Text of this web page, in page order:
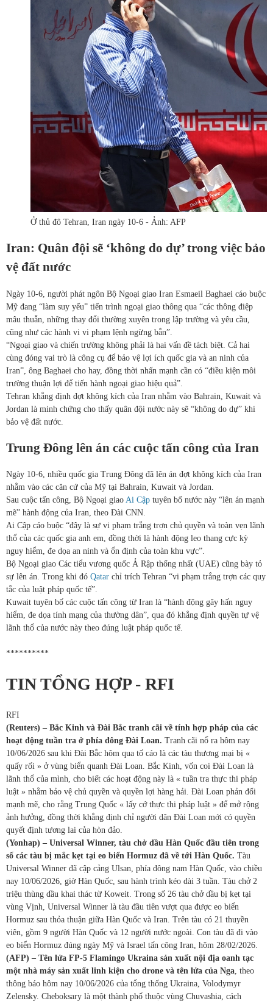
Ở thủ đô Tehran, Iran ngày 10-6 - Ảnh: AFP
Iran: Quân đội sẽ ‘không do dự’ trong việc bảo
vệ đất nước
Ngày 10-6, người phát ngôn Bộ Ngoại giao Iran Esmaeil Baghaei cáo buộc
Mỹ đang “làm suy yếu” tiến trình ngoại giao thông qua “các thông điệp
mâu thuẫn, những thay đổi thường xuyên trong lập trường và yêu cầu,
cũng như các hành vi vi phạm lệnh ngừng bắn”.
“Ngoại giao và chiến trường không phải là hai vấn đề tách biệt. Cả hai
cùng đóng vai trò là công cụ để bảo vệ lợi ích quốc gia và an ninh của
Iran”, ông Baghaei cho hay, đồng thời nhấn mạnh cần có “điều kiện môi
trường thuận lợi để tiến hành ngoại giao hiệu quả”.
Tehran khẳng định đợt không kích của Iran nhằm vào Bahrain, Kuwait và
Jordan là minh chứng cho thấy quân đội nước này sẽ “không do dự” khi
bảo vệ đất nước.
Trung Đông lên án các cuộc tấn công của Iran
Ngày 10-6, nhiều quốc gia Trung Đông đã lên án đợt không kích của Iran
nhằm vào các căn cứ của Mỹ tại Bahrain, Kuwait và Jordan.
Sau cuộc tấn công, Bộ Ngoại giao Ai Cập tuyên bố nước này “lên án mạnh
mẽ” hành động của Iran, theo Đài CNN.
Ai Cập cáo buộc “đây là sự vi phạm trắng trợn chủ quyền và toàn vẹn lãnh
thổ của các quốc gia anh em, đồng thời là hành động leo thang cực kỳ
nguy hiểm, đe dọa an ninh và ổn định của toàn khu vực”.
Bộ Ngoại giao Các tiểu vương quốc Ả Rập thống nhất (UAE) cũng bày tỏ
sự lên án. Trong khi đó Qatar chỉ trích Tehran “vi phạm trắng trợn các quy
tắc của luật pháp quốc tế”.
Kuwait tuyên bố các cuộc tấn công từ Iran là “hành động gây hấn nguy
hiểm, đe dọa tính mạng của thường dân”, qua đó khẳng định quyền tự vệ
lãnh thổ của nước này theo đúng luật pháp quốc tế.
**********
TIN TỔNG HỢP - RFI
RFI
(Reuters) – Bắc Kinh và Đài Bắc tranh cãi về tính hợp pháp của các
hoạt động tuần tra ở phía đông Đài Loan. Tranh cãi nổ ra hôm nay
10/06/2026 sau khi Đài Bắc hôm qua tố cáo là các tàu thương mại bị «
quấy rối » ở vùng biển quanh Đài Loan. Bắc Kinh, vốn coi Đài Loan là
lãnh thổ của mình, cho biết các hoạt động này là « tuần tra thực thi pháp
luật » nhằm bảo vệ chủ quyền và quyền lợi hàng hải. Đài Loan phản đối
mạnh mẽ, cho rằng Trung Quốc « lấy cớ thực thi pháp luật » để mở rộng
ảnh hưởng, đồng thời khẳng định chỉ người dân Đài Loan mới có quyền
quyết định tương lai của hòn đảo.
(Yonhap) – Universal Winner, tàu chở dầu Hàn Quốc đầu tiên trong
số các tàu bị mắc kẹt tại eo biển Hormuz đã về tới Hàn Quốc. Tàu
Universal Winner đã cập cảng Ulsan, phía đông nam Hàn Quốc, vào chiều
nay 10/06/2026, giờ Hàn Quốc, sau hành trình kéo dài 3 tuần. Tàu chở 2
triệu thùng dầu khai thác từ Koweit. Trong số 26 tàu chở dầu bị kẹt tại
vùng Vịnh, Universal Winner là tàu đầu tiên vượt qua được eo biển
Hormuz sau thỏa thuận giữa Hàn Quốc và Iran. Trên tàu có 21 thuyền
viên, gồm 9 người Hàn Quốc và 12 người nước ngoài. Con tàu đã đi vào
eo biển Hormuz đúng ngày Mỹ và Israel tấn công Iran, hôm 28/02/2026.
(AFP) – Tên lửa FP-5 Flamingo Ukraina sản xuất nội địa oanh tạc
một nhà máy sản xuất linh kiện cho drone và tên lửa của Nga , theo
thông báo hôm nay 10/06/2026 của tổng thống Ukraina, Volodymyr
Zelensky. Cheboksary là một thành phố thuộc vùng Chuvashia, cách